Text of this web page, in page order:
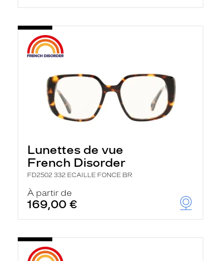
Lunettes de vue
French Disorder
FD2502 332 ECAILLE FONCE BR
À partir de
169,00 €